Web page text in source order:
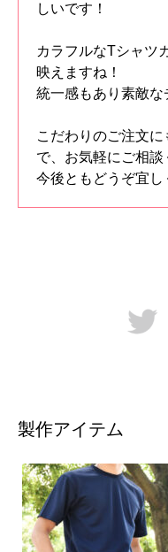
しいです！
カラフルなTシャツ
映えますね！
統一感もあり素敵
こだわりのご注文
で、お気軽にご相談
今後ともどうぞ宜し
製作アイテム